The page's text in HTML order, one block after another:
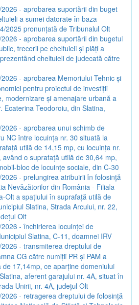
- aprobarea suportării din buget
a sumei datorate în baza
2025 pronunțată de Tribunalul Olt
- aprobarea suportării din bugetul
trecerii pe cheltuieli și plăți a
cheltuieli de judecată către
- aprobarea Memoriului Tehnic și
pentru proiectul de investiții
modernizare și amenajare urbană a
Ecaterina Teodoroiu, din Slatina,
- aprobarea unui schimb de
NC între locuința nr. 30 situată la
utilă de 14,15 mp, cu locuința nr.
o suprafață utilă de 30,64 mp,
bloc de locuințe sociale, din C-30
- prelungirea atribuirii în folosință
Nevăzătorilor din România - Filiala
Olt a spațiului în suprafață utilă de
Slatina, Strada Arcului, nr. 22,
Olt
- închirierea locuinței de
Slatina, C-11, doamnei IRV
- transmiterea dreptului de
CG către numiții PR și PAM a
17,14mp, ce aparține domeniului
aferent garajului nr. 4A, situat în
Unirii, nr. 4A, județul Olt
- retragerea dreptului de folosință